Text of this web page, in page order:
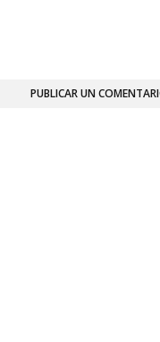
PUBLICAR UN